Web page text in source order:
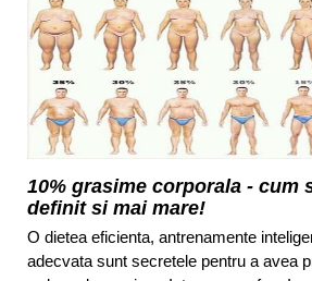
10% grasime corporala - cum
definit si mai mare!
O dietea eficienta, antrenamente
adecvata sunt secretele pentru a avea